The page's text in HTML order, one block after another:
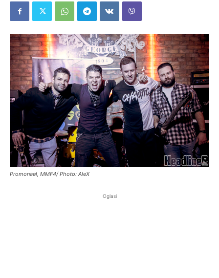
Promonael, MMF4/ Photo: AleX
Oglasi